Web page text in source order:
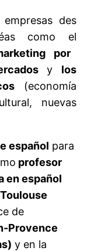
des
como el
por
y los
(economía
nuevas
español para
profesor
en español
de
Provence
y en la